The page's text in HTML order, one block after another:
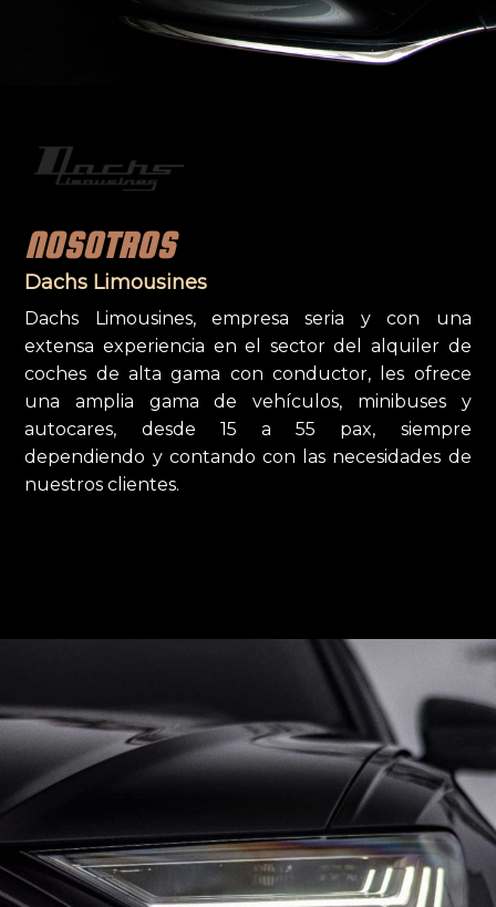
NOSOTROS
Dachs Limousines
Dachs Limousines, empresa seria y con una
extensa experiencia en el sector del alquiler de
coches de alta gama con conductor, les ofrece
una amplia gama de vehículos, minibuses y
autocares, desde 15 a 55 pax, siempre
dependiendo y contando con las necesidades de
nuestros clientes.